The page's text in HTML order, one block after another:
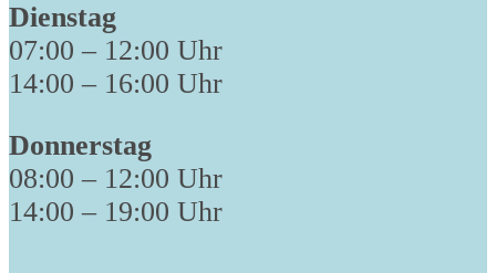
Dienstag
07:00 – 12:00 Uhr
14:00 – 16:00 Uhr
Donnerstag
08:00 – 12:00 Uhr
14:00 – 19:00 Uhr